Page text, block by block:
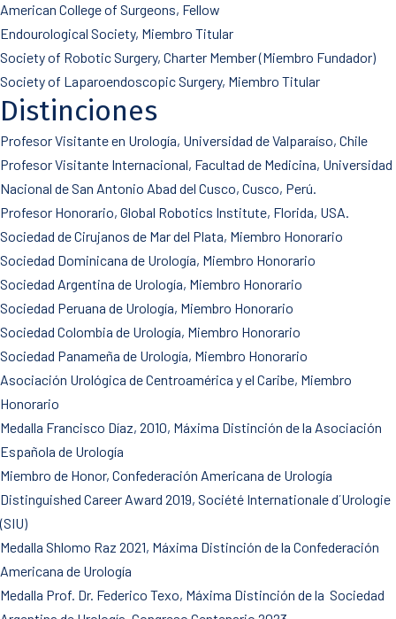
American College of Surgeons, Fellow
Endourological Society, Miembro Titular
Society of Robotic Surgery, Charter Member (Miembro Fundador)
Society of Laparoendoscopic Surgery, Miembro Titular
Distinciones
Profesor Visitante en Urología, Universidad de Valparaíso, Chile
Profesor Visitante Internacional, Facultad de Medicina, Universidad
Nacional de San Antonio Abad del Cusco, Cusco, Perú.
Profesor Honorario, Global Robotics Institute, Florida, USA.
Sociedad de Cirujanos de Mar del Plata, Miembro Honorario
Sociedad Dominicana de Urología, Miembro Honorario
Sociedad Argentina de Urología, Miembro Honorario
Sociedad Peruana de Urología, Miembro Honorario
Sociedad Colombia de Urología, Miembro Honorario
Sociedad Panameña de Urología, Miembro Honorario
Asociación Urológica de Centroamérica y el Caribe, Miembro
Honorario
Medalla Francisco Díaz, 2010, Máxima Distinción de la Asociación
Española de Urología
Miembro de Honor, Confederación Americana de Urología
Distinguished Career Award 2019, Société Internationale d´Urologie
(SIU)
Medalla Shlomo Raz 2021, Máxima Distinción de la Confederación
Americana de Urología
Medalla Prof. Dr. Federico Texo, Máxima Distinción de la Sociedad